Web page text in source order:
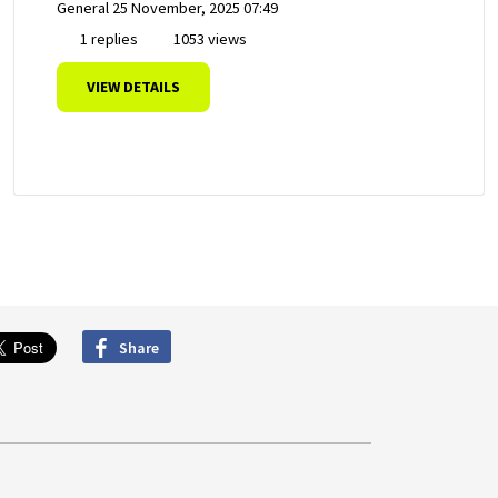
General 25 November, 2025 07:49
1 replies
1053 views
VIEW DETAILS
Share